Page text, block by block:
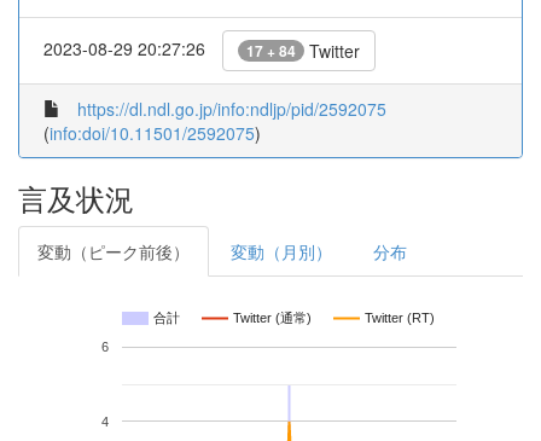
2023-08-29 20:27:26 17 + 84 Twitter
https://dl.ndl.go.jp/info:ndljp/pid/2592075
(info:doi/10.11501/2592075)
言及状況
変動（ピーク前後） 変動（月別） 分布
合計 Twitter (通常) Twitter (RT)
4
6